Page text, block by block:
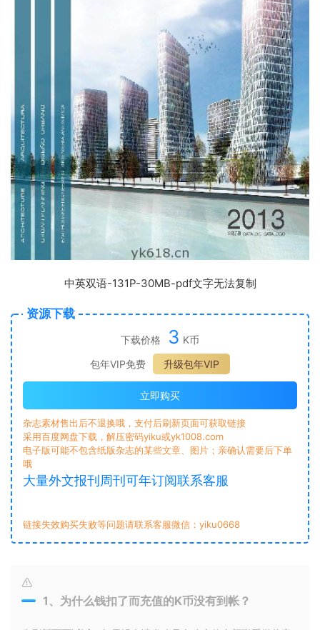
中英双语-131P-30MB-pdf文字无法复制
资源下载
下载价格 3 K币
包年VIP免费
升级包年VIP
立即购买
杂志素材售出后不退换哦，支付后刷新页面可获取链接
采用百度网盘下载，解压密码yiku或yk1008.com
电子版可能不包含纸版杂志的某些文章、图片；亲确认需要后下单
哦
大量外文报刊周刊可年订阅联系客服
链接失效购买失败等问题请联系客服微信：yiku0668
1、为什么钱扣了而充值的K币没有到帐？